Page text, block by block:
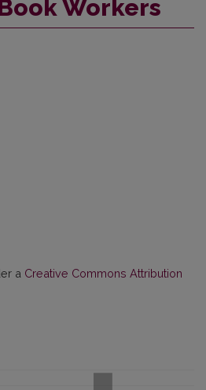
Workers
a Creative Commons Attribution